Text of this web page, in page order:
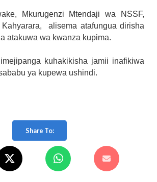
Mkurugenzi Mtendaji wa NSSF,
Kahyarara, alisema atafungua dirisha
atakuwa wa kwanza kupima.
kuhakikisha jamii inafikiwa
ya kupewa ushindi.
Share To: